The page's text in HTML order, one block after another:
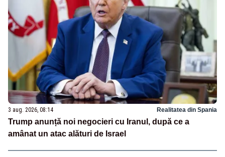
3 aug. 2026, 08:14 Realitatea din Spania
Trump anunță noi negocieri cu Iranul, după ce a
amânat un atac alături de Israel